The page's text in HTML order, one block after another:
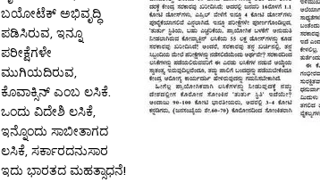
ಬಯೋಟೆಕ್ ಅಭಿವೃದ್ಧಿ
ಪಡಿಸಿರುವ, ಇನ್ನೂ
ಪರೀಕ್ಷೆಗಳೇ
ಮುಗಿಯದಿರುವ,
ಕೊವಾಕ್ಸಿನ್ ಎಂಬ ಲಸಿಕೆ.
ಒಂದು ವಿದೇಶಿ ಲಸಿಕೆ,
ಇನ್ನೊಂದು ಸಾಬೀತಾಗದ
ಲಸಿಕೆ, ಸರ್ಕಾರದನುಸಾರ
ಇದು ಭಾರತದ ಮಹತ್ಸಾಧನೆ!